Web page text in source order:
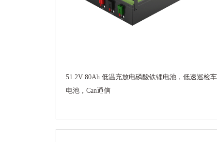
51.2V 80Ah 低温充放电磷酸铁锂电池，低速巡检车
电池，Can通信